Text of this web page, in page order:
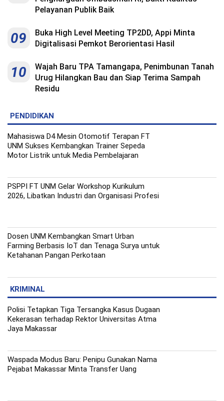
Pelayanan Publik Baik
09
Buka High Level Meeting TP2DD, Appi Minta
Digitalisasi Pemkot Berorientasi Hasil
10
Wajah Baru TPA Tamangapa, Penimbunan Tanah
Urug Hilangkan Bau dan Siap Terima Sampah
Residu
PENDIDIKAN
Mahasiswa D4 Mesin Otomotif Terapan FT
UNM Sukses Kembangkan Trainer Sepeda
Motor Listrik untuk Media Pembelajaran
PSPPI FT UNM Gelar Workshop Kurikulum
2026, Libatkan Industri dan Organisasi Profesi
Dosen UNM Kembangkan Smart Urban
Farming Berbasis IoT dan Tenaga Surya untuk
Ketahanan Pangan Perkotaan
KRIMINAL
Polisi Tetapkan Tiga Tersangka Kasus Dugaan
Kekerasan terhadap Rektor Universitas Atma
Jaya Makassar
Waspada Modus Baru: Penipu Gunakan Nama
Pejabat Makassar Minta Transfer Uang